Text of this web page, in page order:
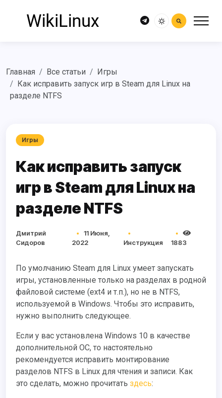
Главная Все статьи
Игры
Как исправить запуск игр в Steam для Linux на
разделе NTFS
Игры
Как исправить запуск
игр в Steam для Linux на
разделе NTFS
Дмитрий
Сидоров
11 Июня,
2022
Инструкция 1883
По умолчанию Steam для Linux умеет запускать
игры, установленные только на разделах в родной
файловой системе (ext4 и т.п.), но не в NTFS,
используемой в Windows. Чтобы это исправить,
нужно выполнить следующее.
Если у вас установлена Windows 10 в качестве
дополнительной ОС, то настоятельно
рекомендуется исправить монтирование
разделов NTFS в Linux для чтения и записи. Как
это сделать, можно прочитать здесь: